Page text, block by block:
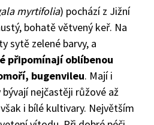
myrtifolia) pochází z Jižní
bohatě větvený keř. Na
sytě zelené barvy, a
připomínají oblíbenou
bugenvileu. Mají i
nejčastěji růžové až
i bílé kultivary. Největším